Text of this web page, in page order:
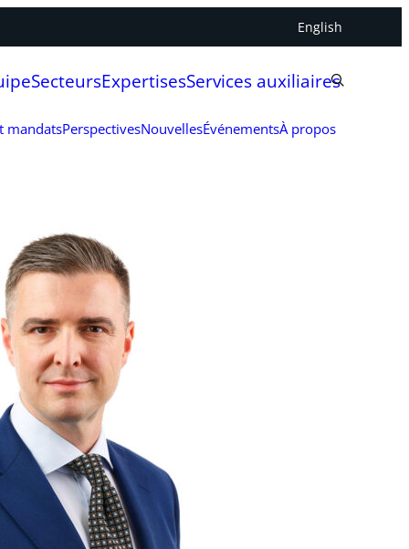
English
SecteursExpertisesServices auxiliaires
mandatsPerspectivesNouvellesÉvénementsÀ propos